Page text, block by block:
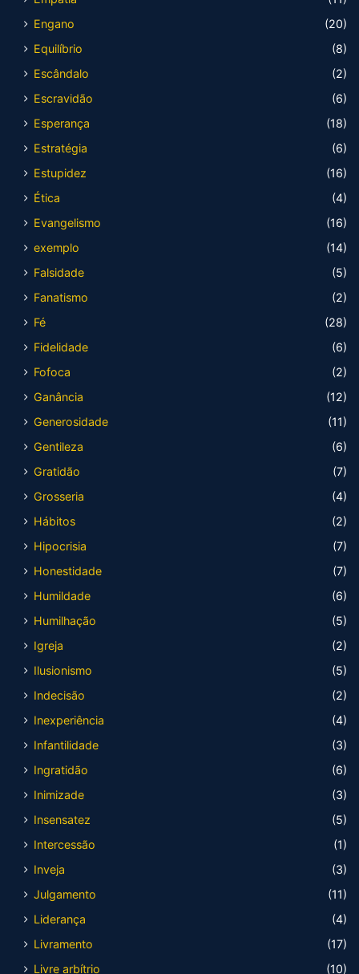
Engano
(20)
Equilíbrio
(8)
Escândalo
(2)
Escravidão
(6)
Esperança
(18)
Estratégia
(6)
Estupidez
(16)
Ética
(4)
Evangelismo
(16)
exemplo
(14)
Falsidade
(5)
Fanatismo
(2)
Fé
(28)
Fidelidade
(6)
Fofoca
(2)
Ganância
(12)
Generosidade
(11)
Gentileza
(6)
Gratidão
(7)
Grosseria
(4)
Hábitos
(2)
Hipocrisia
(7)
Honestidade
(7)
Humildade
(6)
Humilhação
(5)
Igreja
(2)
Ilusionismo
(5)
Indecisão
(2)
Inexperiência
(4)
Infantilidade
(3)
Ingratidão
(6)
Inimizade
(3)
Insensatez
(5)
Intercessão
(1)
Inveja
(3)
Julgamento
(11)
Liderança
(4)
Livramento
(17)
Livre arbítrio
(10)